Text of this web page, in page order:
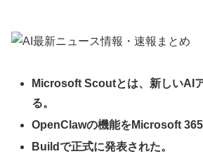
Microsoft Scoutとは、新しいAI
る。
OpenClawの機能をMicrosoft 365
Buildで正式に発表された。